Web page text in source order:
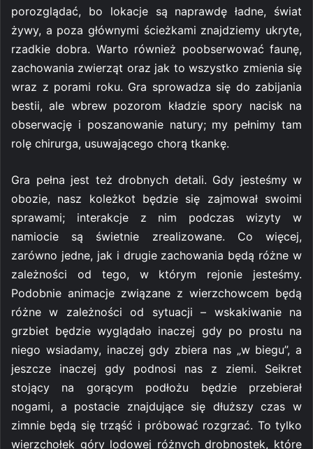
porozglądać, bo lokacje są naprawdę ładne, świat
żywy, a poza głównymi ścieżkami znajdziemy ukryte,
rzadkie dobra. Warto również poobserwować faunę,
zachowania zwierząt oraz jak to wszystko zmienia się
wraz z porami roku. Gra sprowadza się do zabijania
bestii, ale wbrew pozorom kładzie spory nacisk na
obserwację i poszanowanie natury; my pełnimy tam
rolę chirurga, usuwającego chorą tkankę.
Gra pełna jest też drobnych detali. Gdy jesteśmy w
obozie, nasz koleżkot będzie się zajmował swoimi
sprawami; interakcje z nim podczas wizyty w
namiocie są świetnie zrealizowane. Co więcej,
zarówno jedne, jak i drugie zachowania będą różne w
zależności od tego, w którym rejonie jesteśmy.
Podobnie animacje związane z wierzchowcem będą
różne w zależności od sytuacji – wskakiwanie na
grzbiet będzie wyglądało inaczej gdy po prostu na
niego wsiadamy, inaczej gdy zbiera nas „w biegu”, a
jeszcze inaczej gdy podnosi nas z ziemi. Seikret
stojący na gorącym podłożu będzie przebierał
nogami, a postacie znajdujące się dłuższy czas w
zimnie będą się trząść i próbować rozgrzać. To tylko
wierzchołek góry lodowej różnych drobnostek, które